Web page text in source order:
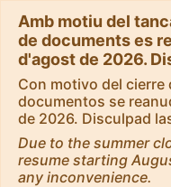
Amb motiu del
de documents es
d'agost de 2026.
Con motivo del cierre
documentos se
de 2026. Disculpad
Due to the summer
resume starting
any inconvenience.